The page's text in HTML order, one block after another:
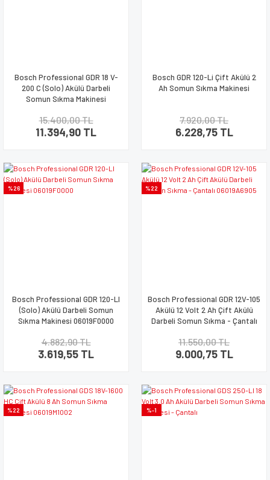
Bosch Professional GDR 18 V-
200 C (Solo) Akülü Darbeli
Somun Sıkma Makinesi
15.400,00 TL
11.394,90 TL
Bosch GDR 120-Li Çift Akülü 2
Ah Somun Sıkma Makinesi
7.920,00 TL
6.228,75 TL
%26
Bosch Professional GDR 120-LI
(Solo) Akülü Darbeli Somun
Sıkma Makinesi 06019F0000
4.882,90 TL
3.619,55 TL
%22
Bosch Professional GDR 12V-105
Akülü 12 Volt 2 Ah Çift Akülü
Darbeli Somun Sıkma - Çantalı
11.550,00 TL
9.000,75 TL
%22 %-1